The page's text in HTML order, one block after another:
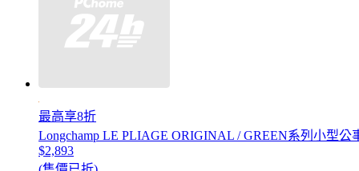
最高享8折
Longchamp LE PLIAGE ORIGINAL / GREEN系列小型公
$2,893